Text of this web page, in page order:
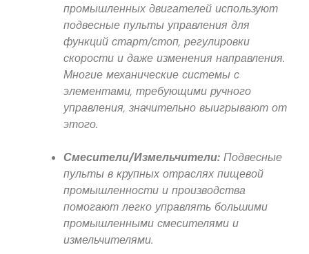
промышленных двигателей используют
подвесные пульты управления для
функций старт/стоп, регулировки
скорости и даже изменения направления.
Многие механические системы с
элементами, требующими ручного
управления, значительно выигрывают от
этого.
Смесители/Измельчители: Подвесные
пульты в крупных отраслях пищевой
промышленности и производства
помогают легко управлять большими
промышленными смесителями и
измельчителями.